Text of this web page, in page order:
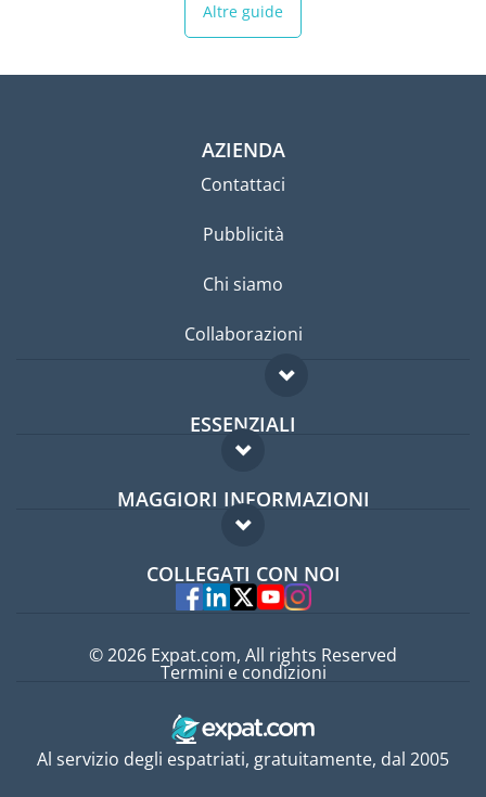
Altre guide
AZIENDA
Contattaci
Pubblicità
Chi siamo
Collaborazioni
ESSENZIALI
Forum per expat
Guida per expat
MAGGIORI INFORMAZIONI
Domande frequenti
Esperti
COLLEGATI CON NOI
Al servizio degli espatriati, gratuitamente, dal 2005
© 2026 Expat.com, All rights Reserved
Termini e condizioni